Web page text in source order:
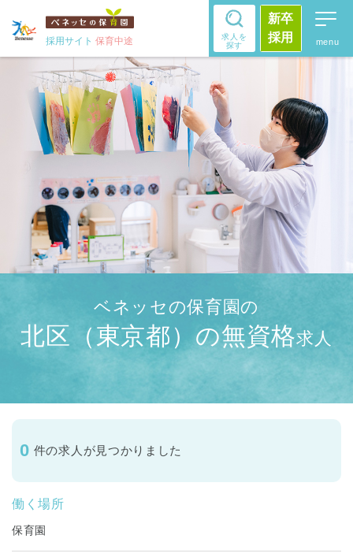
採用サイト 保育中途
求人を
探す
新卒
採用
ベネッセの保育園の
北区（東京都）の無資格求人
0 件の求人が見つかりました
働く場所
保育園